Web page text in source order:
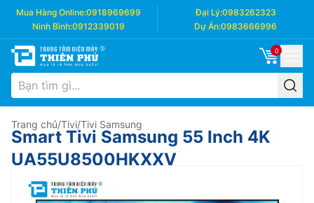
Mua Hàng Online:0918969699 Đại Lý:0983262323
Ninh Bình:0912339019 Dự Án:0983666996
0
Trang chủ/Tivi/Tivi Samsung
Smart Tivi Samsung 55 Inch 4K
UA55U8500HKXXV